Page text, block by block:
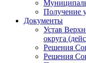
Получение
Документы
Устав
округа
Решения
Решения